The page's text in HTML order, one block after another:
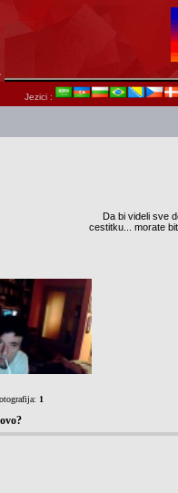
Jezici :
Da bi videli sve
cestitku... morate
1